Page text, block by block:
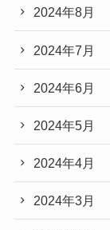
2024年8月
2024年7月
2024年6月
2024年5月
2024年4月
2024年3月